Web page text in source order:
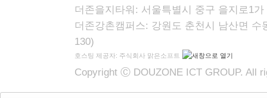
더존을지타워: 서울특별시 중구 을지로1
더존강촌캠퍼스: 강원도 춘천시 남산면
130)
호스팅 제공자: 주식회사 맑은소프트
Copyright Ⓒ DOUZONE ICT GROUP. All